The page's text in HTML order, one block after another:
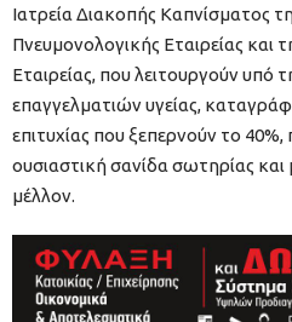
Ιατρεία Διακοπής Καπνίσματος
Πνευμονολογικής Εταιρείας και
Εταιρείας, που λειτουργούν υπό
επαγγελματιών υγείας,
επιτυχίας που ξεπερνούν το
ουσιαστική σανίδα σωτηρίας και
μέλλον.